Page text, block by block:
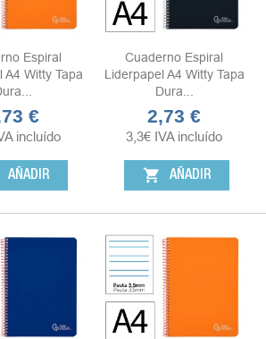
Espiral
A4 Witty Tapa
€
incluído
AÑADIR
Cuaderno Espiral
Liderpapel A4 Witty Tapa
Dura...
Precio
2,73 €
3,3€ IVA incluído
shopping_cart AÑADIR